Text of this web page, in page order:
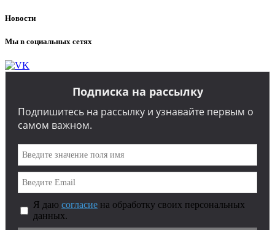
Новости
Мы в социальных сетях
Подписка на рассылку
Подпишитесь на рассылку и узнавайте первым о
самом важном.
Я даю согласие на обработку своих персональных
данных.